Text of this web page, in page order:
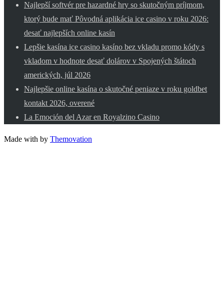
Najlepší softvér pre hazardné hry so skutočným príjmom,
ktorý bude mať Pôvodná aplikácia ice casino v roku 2026:
desať najlepších online kasín
Lepšie kasína ice casino kasíno bez vkladu promo kódy s
vkladom v hodnote desať dolárov v Spojených štátoch
amerických, júl 2026
Najlepšie online kasína o skutočné peniaze v roku goldbet
kontakt 2026, overené
La Emoción del Azar en Royalzino Casino
Made with by Themovation